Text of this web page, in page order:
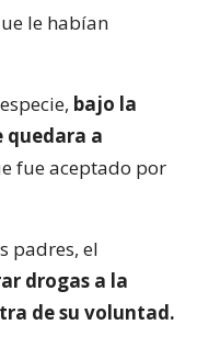
le habían
bajo la
quedara a
fue aceptado por
padres, el
drogas a la
de su voluntad.